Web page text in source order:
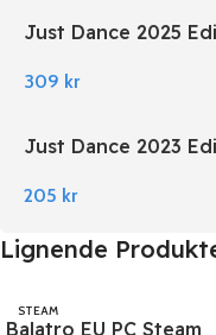
Just Dance 2025
309 kr
Just Dance 2023
205 kr
Lignende
STEAM
Balatro EU PC Steam